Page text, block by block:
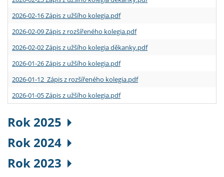
2026-02-16 Zápis z užšího kolegia.pdf
2026-02-09 Zápis z rozšířeného kolegia.pdf
2026-02-02 Zápis z užšího kolegia děkanky.pdf
2026-01-26 Zápis z užšího kolegia.pdf
2026-01-12 Zápis z rozšířeného kolegia.pdf
2026-01-05 Zápis z užšího kolegia.pdf
Rok 2025
Rok 2024
Rok 2023